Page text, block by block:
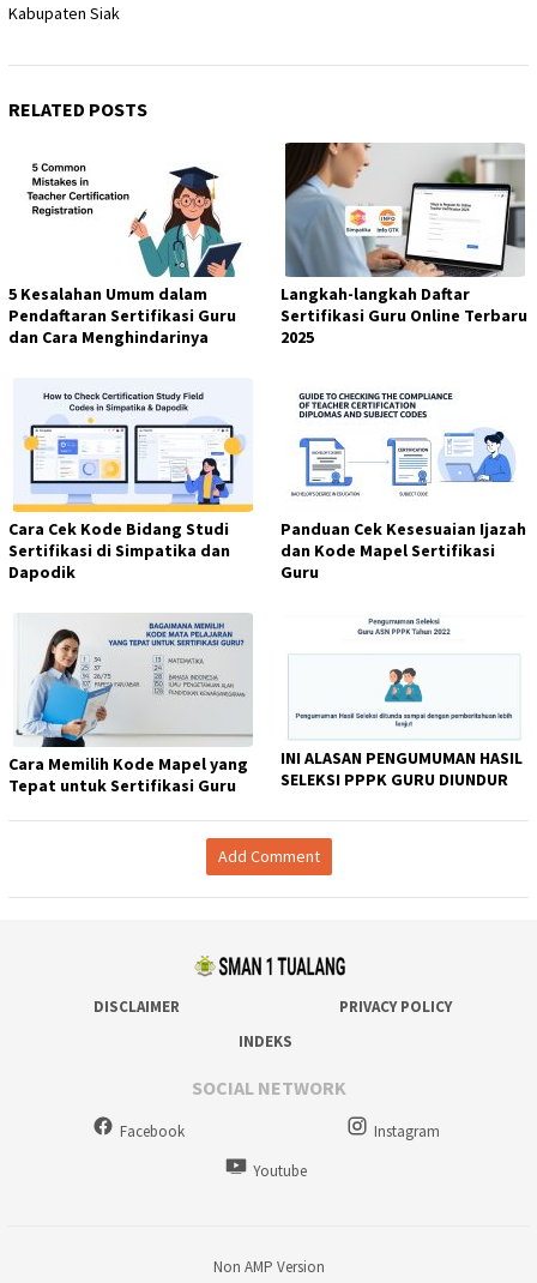
Kabupaten Siak
RELATED POSTS
5 Kesalahan Umum dalam
Pendaftaran Sertifikasi Guru
dan Cara Menghindarinya
Langkah-langkah Daftar
Sertifikasi Guru Online Terbaru
2025
Cara Cek Kode Bidang Studi
Sertifikasi di Simpatika dan
Dapodik
Panduan Cek Kesesuaian Ijazah
dan Kode Mapel Sertifikasi
Guru
Cara Memilih Kode Mapel yang
Tepat untuk Sertifikasi Guru
INI ALASAN PENGUMUMAN HASIL
SELEKSI PPPK GURU DIUNDUR
Add Comment
DISCLAIMER
PRIVACY POLICY
INDEKS
SOCIAL NETWORK
Facebook
Instagram
Youtube
Non AMP Version